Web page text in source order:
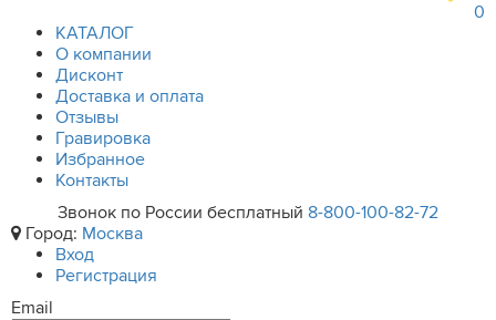
0
КАТАЛОГ
О компании
Дисконт
Доставка и оплата
Отзывы
Гравировка
Избранное
Контакты
Звонок по России бесплатный 8-800-100-82-72
Город: Москва
Вход
Регистрация
Email